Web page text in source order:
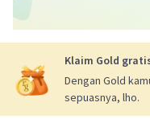
Klaim Gold
Dengan Gold
sepuasnya, lho.